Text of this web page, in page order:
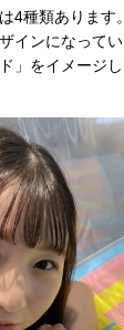
4種類あります
インになって
」をイメージ